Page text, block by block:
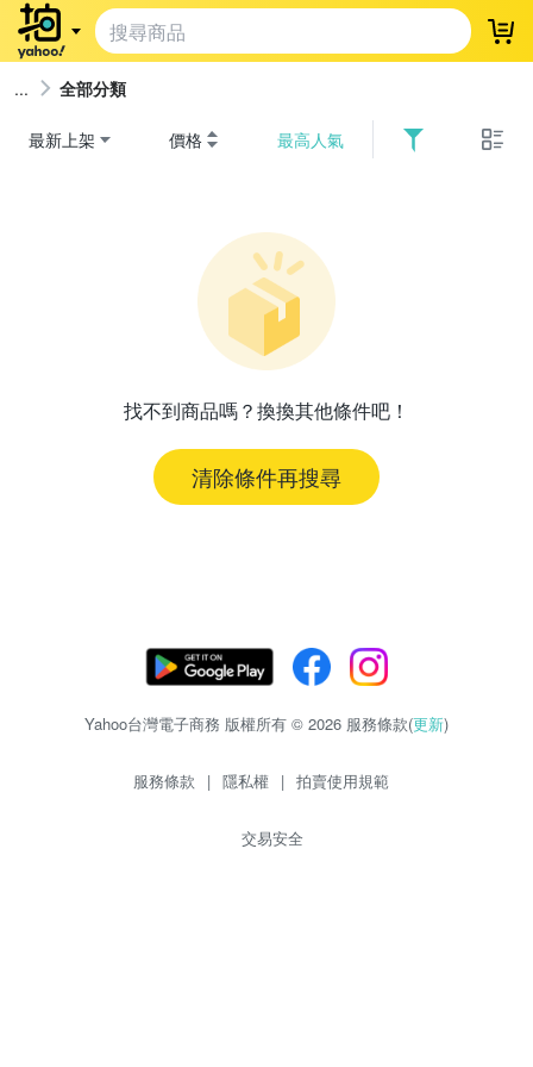
登
全部分類
最新上架 價格 最高人氣
找不到商品嗎？換換其他條件吧！
清除條件再搜尋
Yahoo台灣電子商務 版權所有 © 2026 服務條款(更新)
服務條款 | 隱私權 | 拍賣使用規範
交易安全